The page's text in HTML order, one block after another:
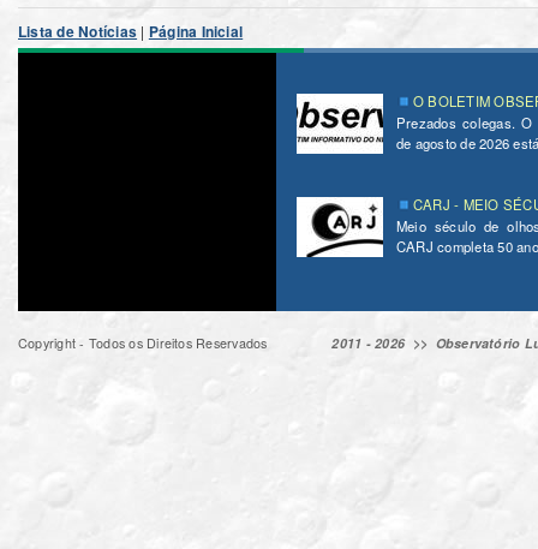
Lista de Notícias | Página Inicial
O BOLETIM
Prezados colegas.
de agosto de 2026
CARJ - MEIO
Meio século de
CARJ completa 50
Copyright - Todos os Direitos Reservados 2011 - 2026 >> Observatório